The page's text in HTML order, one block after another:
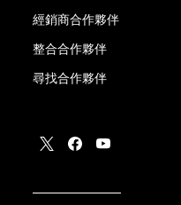
經銷商合作夥伴
整合合作夥伴
尋找合作夥伴